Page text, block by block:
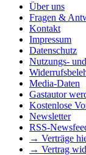
Über uns
Fragen &
Kontakt
Impressum
Datenschutz
Nutzungs-
Media-Daten
Gastautor
Kostenlose
Newsletter
RSS-
→ Verträge
→ Vertrag